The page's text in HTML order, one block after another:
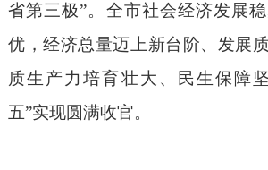
省第三极”。全市社会经济发展
优，经济总量迈上新台阶、发展
质生产力培育壮大、民生保障
五”实现圆满收官。